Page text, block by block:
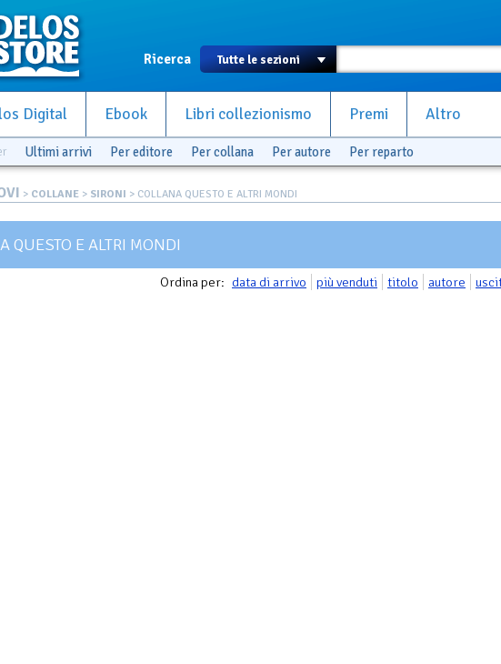
Ricerca
Digital Ebook Libri collezionismo Premi Altro
Ultimi arrivi Per editore Per collana Per autore Per reparto
> COLLANE > SIRONI > COLLANA QUESTO E ALTRI MONDI
QUESTO E ALTRI MONDI
Ordina per: data di arrivo più venduti titolo autore